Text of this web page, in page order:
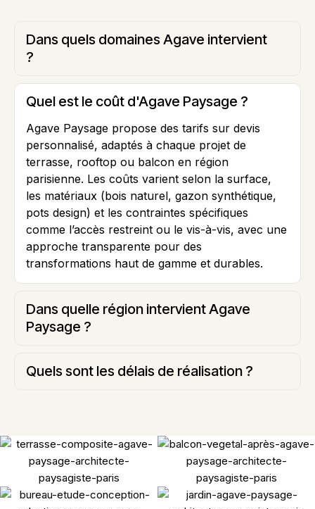
Dans quels domaines Agave intervient
?
Quel est le coût d'Agave Paysage ?
Agave Paysage propose des tarifs sur devis
personnalisé, adaptés à chaque projet de
terrasse, rooftop ou balcon en région
parisienne. Les coûts varient selon la surface,
les matériaux (bois naturel, gazon synthétique,
pots design) et les contraintes spécifiques
comme l’accès restreint ou le vis-à-vis, avec une
approche transparente pour des
transformations haut de gamme et durables.
Dans quelle région intervient Agave
Paysage ?
Quels sont les délais de réalisation ?